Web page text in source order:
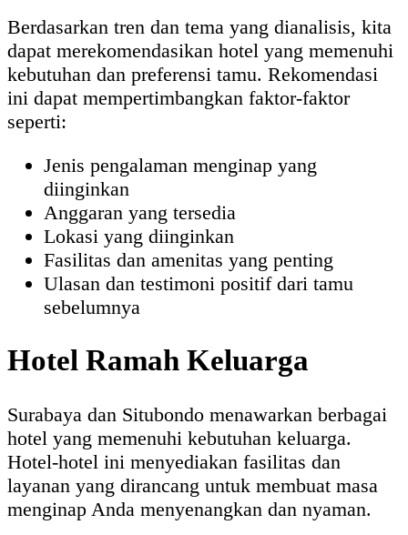
Berdasarkan tren dan tema yang dianalisis, kita
dapat merekomendasikan hotel yang memenuhi
kebutuhan dan preferensi tamu. Rekomendasi
ini dapat mempertimbangkan faktor-faktor
seperti:
Jenis pengalaman menginap yang
diinginkan
Anggaran yang tersedia
Lokasi yang diinginkan
Fasilitas dan amenitas yang penting
Ulasan dan testimoni positif dari tamu
sebelumnya
Hotel Ramah Keluarga
Surabaya dan Situbondo menawarkan berbagai
hotel yang memenuhi kebutuhan keluarga.
Hotel-hotel ini menyediakan fasilitas dan
layanan yang dirancang untuk membuat masa
menginap Anda menyenangkan dan nyaman.